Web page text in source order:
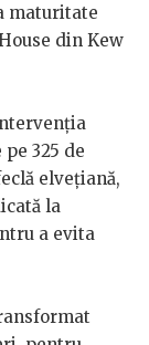
maturitate
din Kew
325 de
elvețiană,
la
a evita